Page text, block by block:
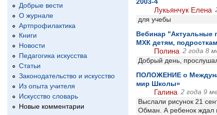
Добрые вести
О журнале
Артпрофилактика
Книги
Новости
Педагогика искусства
Статьи
Законодательство и искусство
Из опыта учителя
Искусство словарь
Новые комментарии
Лукьянчук Елена
для учебы
Вебинар "Актуальные
МХК детям,
Полина 2 года 8
Добрый день,
ПОЛОЖЕНИЕ о
мир Школы»
Галина 2 года 9
Выслали рисунок 21
Обман. А ребенок ждал